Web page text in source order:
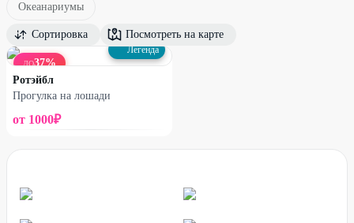
Океанариумы
Сортировка Посмотреть на карте
ДО37%
Легенда
Ротэйбл
Прогулка на лошади
от 1000₽